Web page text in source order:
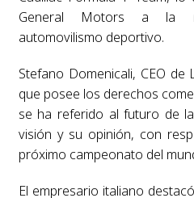
General Motors a la
automovilismo deportivo.
Stefano Domenicali, CEO
que posee los derechos
se ha referido al futuro de
visión y su opinión, con
próximo campeonato del
El empresario italiano